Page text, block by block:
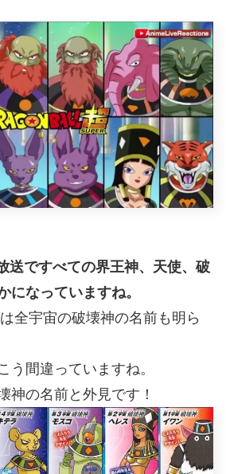
送ですべての界王神、天使、破
になっていますね。
全宇宙の破壊神の名前も明ら
う間違っていますね。
神の名前と外見です！